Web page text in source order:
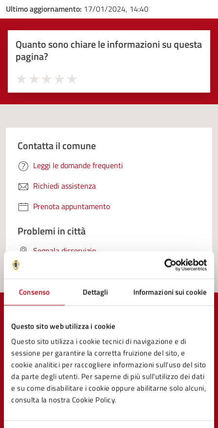
Consenso Dettagli Informazioni sui cookie
Questo sito web utilizza i cookie
Questo sito utilizza i cookie tecnici di navigazione e di
sessione per garantire la corretta fruizione del sito, e
cookie analitici per raccogliere informazioni sull'uso del sito
da parte degli utenti. Per saperne di più sull'utilizzo dei dati
e su come disabilitare i cookie oppure abilitarne solo alcuni,
consulta la nostra Cookie Policy.
Ultimo aggiornamento: 17/01/2024, 14:40
Quanto sono chiare le informazioni su questa
pagina?
Valuta 5 stelle su 5
Valuta 4 stelle su 5
Valuta 3 stelle su 5
Valuta 2 stelle su 5
Valuta 1 stelle su 5
Contatta il comune
Leggi le domande frequenti
Richiedi assistenza
Prenota appuntamento
Problemi in città
Segnala disservizio
Comune di Mercato Saraceno
AMMINISTRAZIONE